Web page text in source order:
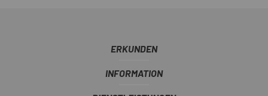
ERKUNDEN
INFORMATION